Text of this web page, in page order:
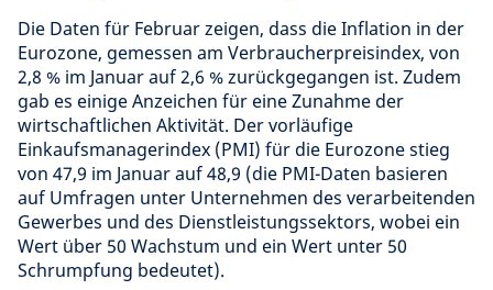
Die Daten für Februar zeigen, dass die Inflation in der
Eurozone, gemessen am Verbraucherpreisindex, von
2,8 % im Januar auf 2,6 % zurückgegangen ist. Zudem
gab es einige Anzeichen für eine Zunahme der
wirtschaftlichen Aktivität. Der vorläufige
Einkaufsmanagerindex (PMI) für die Eurozone stieg
von 47,9 im Januar auf 48,9 (die PMI-Daten basieren
auf Umfragen unter Unternehmen des verarbeitenden
Gewerbes und des Dienstleistungssektors, wobei ein
Wert über 50 Wachstum und ein Wert unter 50
Schrumpfung bedeutet).